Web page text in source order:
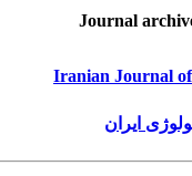
Journal
Iranian Journal
ایران